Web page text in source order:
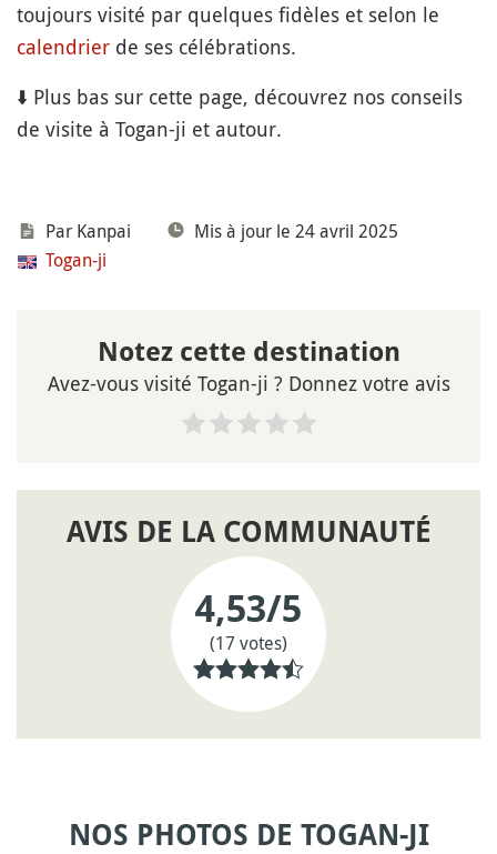
toujours visité par quelques fidèles et selon le
calendrier de ses célébrations.
⬇️ Plus bas sur cette page, découvrez nos conseils
de visite à Togan-ji et autour.
Par Kanpai
Mis à jour le 24 avril 2025
Togan-ji
Notez cette destination
Avez-vous visité Togan-ji ? Donnez votre avis
AVIS DE LA COMMUNAUTÉ
4,53/5
(17 votes)
NOS PHOTOS DE TOGAN-JI